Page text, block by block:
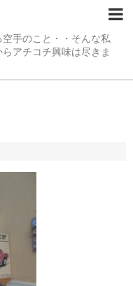
手のこと・・そんな私
アチコチ興味は尽きま